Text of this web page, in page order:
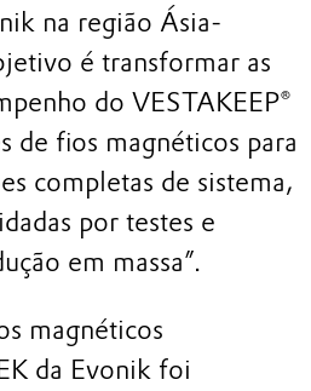
na região Ásia-
é transformar as
do VESTAKEEP®
de fios magnéticos para
completas de sistema,
por testes e
em massa”.
magnéticos
da Evonik foi